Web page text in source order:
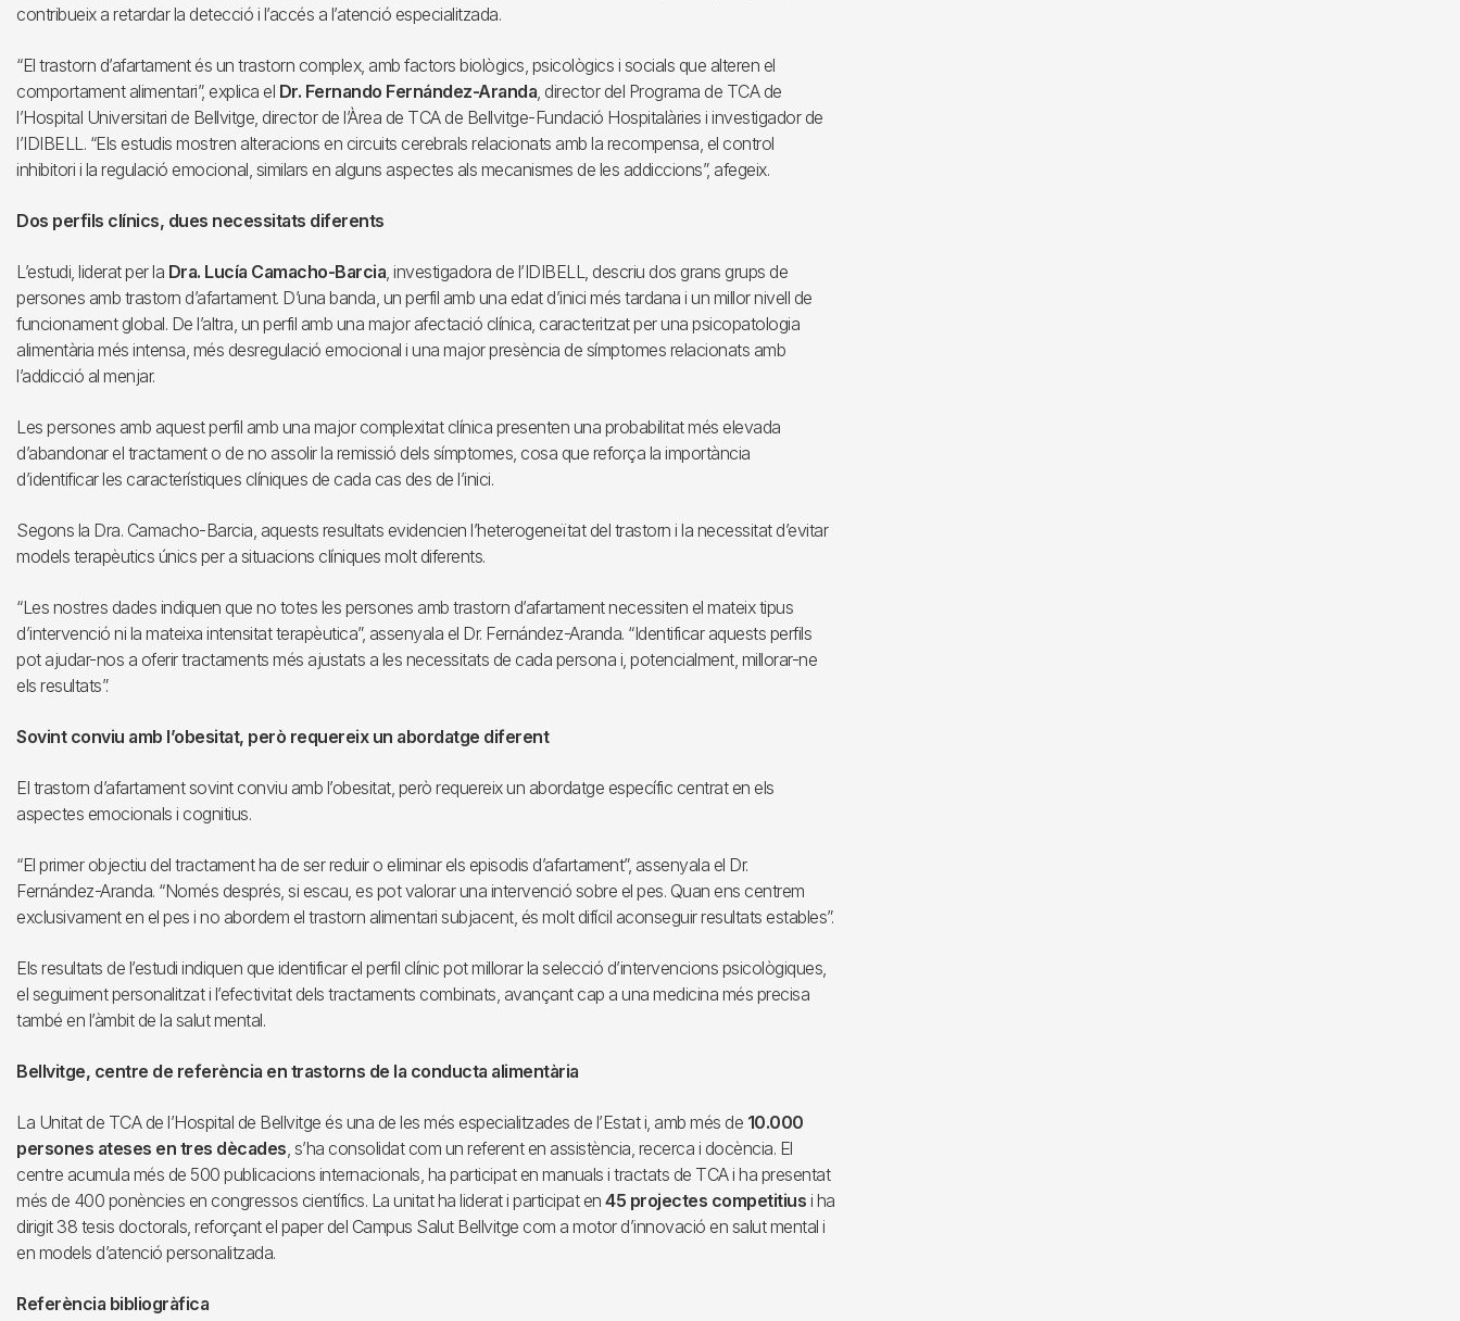
contribueix a retardar la detecció i l’accés a l’atenció especialitzada.
“El trastorn d’afartament és un trastorn complex, amb factors biològics, psicològics i socials que alteren el
comportament alimentari”, explica el Dr. Fernando Fernández-Aranda, director del Programa de TCA de
l’Hospital Universitari de Bellvitge, director de l’Àrea de TCA de Bellvitge-Fundació Hospitalàries i investigador de
l’IDIBELL. “Els estudis mostren alteracions en circuits cerebrals relacionats amb la recompensa, el control
inhibitori i la regulació emocional, similars en alguns aspectes als mecanismes de les addiccions”, afegeix.
Dos perfils clínics, dues necessitats diferents
L’estudi, liderat per la Dra. Lucía Camacho-Barcia, investigadora de l’IDIBELL, descriu dos grans grups de
persones amb trastorn d’afartament. D’una banda, un perfil amb una edat d’inici més tardana i un millor nivell de
funcionament global. De l’altra, un perfil amb una major afectació clínica, caracteritzat per una psicopatologia
alimentària més intensa, més desregulació emocional i una major presència de símptomes relacionats amb
l’addicció al menjar.
Les persones amb aquest perfil amb una major complexitat clínica presenten una probabilitat més elevada
d’abandonar el tractament o de no assolir la remissió dels símptomes, cosa que reforça la importància
d’identificar les característiques clíniques de cada cas des de l’inici.
Segons la Dra. Camacho-Barcia, aquests resultats evidencien l’heterogeneïtat del trastorn i la necessitat d’evitar
models terapèutics únics per a situacions clíniques molt diferents.
“Les nostres dades indiquen que no totes les persones amb trastorn d’afartament necessiten el mateix tipus
d’intervenció ni la mateixa intensitat terapèutica”, assenyala el Dr. Fernández-Aranda. “Identificar aquests perfils
pot ajudar-nos a oferir tractaments més ajustats a les necessitats de cada persona i, potencialment, millorar-ne
els resultats”.
Sovint conviu amb l’obesitat, però requereix un abordatge diferent
El trastorn d’afartament sovint conviu amb l’obesitat, però requereix un abordatge específic centrat en els
aspectes emocionals i cognitius.
“El primer objectiu del tractament ha de ser reduir o eliminar els episodis d’afartament”, assenyala el Dr.
Fernández-Aranda. “Només després, si escau, es pot valorar una intervenció sobre el pes. Quan ens centrem
exclusivament en el pes i no abordem el trastorn alimentari subjacent, és molt difícil aconseguir resultats estables”.
Els resultats de l’estudi indiquen que identificar el perfil clínic pot millorar la selecció d’intervencions psicològiques,
el seguiment personalitzat i l’efectivitat dels tractaments combinats, avançant cap a una medicina més precisa
també en l’àmbit de la salut mental.
Bellvitge, centre de referència en trastorns de la conducta alimentària
La Unitat de TCA de l’Hospital de Bellvitge és una de les més especialitzades de l’Estat i, amb més de 10.000
persones ateses en tres dècades, s’ha consolidat com un referent en assistència, recerca i docència. El
centre acumula més de 500 publicacions internacionals, ha participat en manuals i tractats de TCA i ha presentat
més de 400 ponències en congressos científics. La unitat ha liderat i participat en 45 projectes competitius i ha
dirigit 38 tesis doctorals, reforçant el paper del Campus Salut Bellvitge com a motor d’innovació en salut mental i
en models d’atenció personalitzada.
Referència bibliogràfica